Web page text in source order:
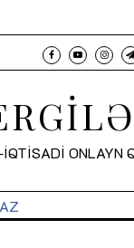
ONLAYN